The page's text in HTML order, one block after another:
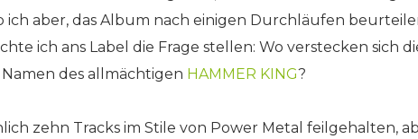
aber, das Album nach einigen Durchläufen
ich ans Label die Frage stellen: Wo verstecken sich
des allmächtigen HAMMER KING?
zehn Tracks im Stile von Power Metal feilgehalten,